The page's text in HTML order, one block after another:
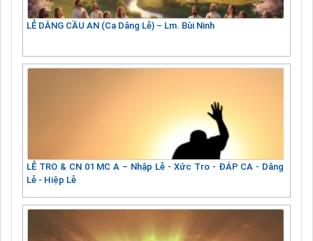
LỄ DÂNG CẦU AN (Ca Dâng Lễ) – Lm. Bùi Ninh
LỄ TRO & CN 01 MC A – Nhập Lễ - Xức Tro - ĐÁP CA - Dâng
Lễ - Hiệp Lễ